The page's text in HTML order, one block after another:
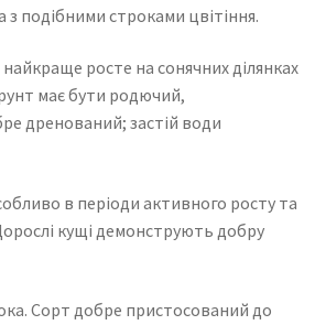
з подібними строками цвітіння.
росте на сонячних ділянках
має бути родючий,
дренований; застій води
в періоди активного росту та
кущі демонструють добру
Сорт добре пристосований до